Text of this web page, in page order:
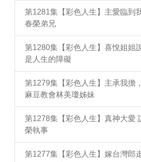
第1281集【彩色人生】主愛臨到
春榮弟兄
第1280集【彩色人生】喜悅姐姐
是人生的障礙
第1279集【彩色人生】主承我擔
麻豆教會林美瓊姊妹
第1278集【彩色人生】真神大愛
榮執事
第1277集【彩色人生】嫁台灣郎